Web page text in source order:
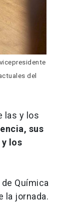
del
las y los
sus
y los
Química
la jornada.